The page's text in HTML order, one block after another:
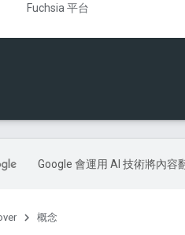
Fuchsia 平台
Google 會運用 AI 技術將內容
概念